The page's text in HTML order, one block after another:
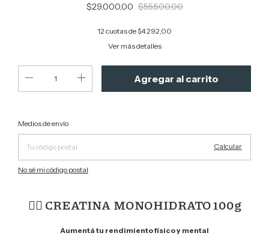
$29.000,00 $55.500,00
12 cuotas de$4.292,00
Ver más detalles
Entregas para el CP:
Medios de envío
Calcular
No sé mi código postal
🏋️‍♂️ CREATINA MONOHIDRATO 100g
Aumentá tu rendimiento físico y mental